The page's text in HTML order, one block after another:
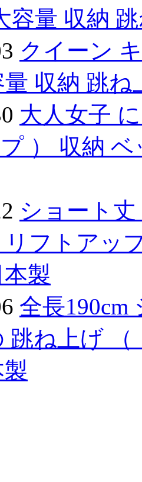
容量 収納
クイーン
収納 跳
大人女子
） 収納
ショート
リフトアッ
製
全長190cm
跳ね上げ